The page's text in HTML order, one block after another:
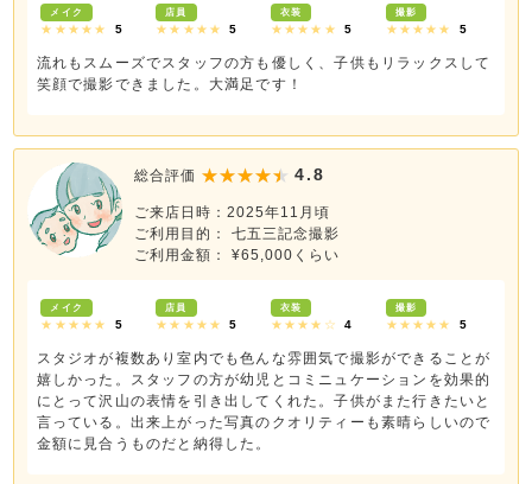
メイク
★★★★★ 5
店員
★★★★★ 5
衣装
★★★★★ 5
撮影
★★★★★ 5
流れもスムーズでスタッフの方も優しく、子供もリラックスして
笑顔で撮影できました。大満足です！
総合評価 4.8
ご来店日時：2025年11月頃
ご利用目的： 七五三記念撮影
ご利用金額： ¥65,000くらい
メイク
★★★★★ 5
店員
★★★★★ 5
衣装
★★★★☆ 4
撮影
★★★★★ 5
スタジオが複数あり室内でも色んな雰囲気で撮影ができることが
嬉しかった。スタッフの方が幼児とコミニュケーションを効果的
にとって沢山の表情を引き出してくれた。子供がまた行きたいと
言っている。出来上がった写真のクオリティーも素晴らしいので
金額に見合うものだと納得した。